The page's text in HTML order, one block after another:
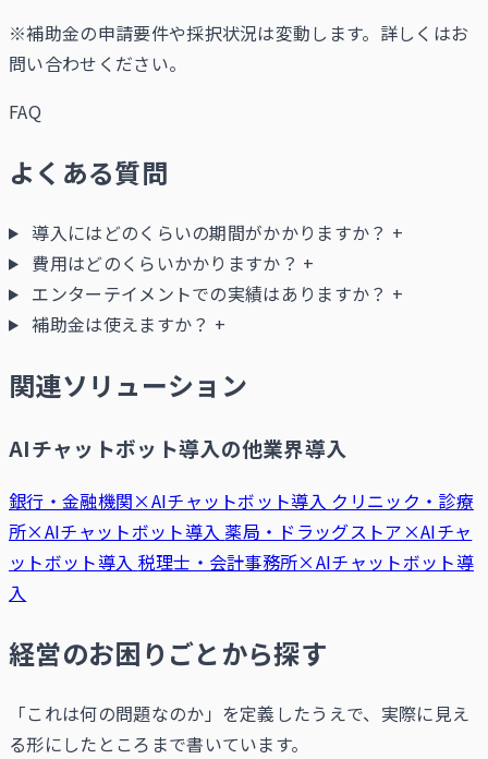
※補助金の申請要件や採択状況は変動します。詳しくはお
問い合わせください。
FAQ
よくある質問
導入にはどのくらいの期間がかかりますか？ +
費用はどのくらいかかりますか？ +
エンターテイメントでの実績はありますか？ +
補助金は使えますか？ +
関連ソリューション
AIチャットボット導入の他業界導入
銀行・金融機関×AIチャットボット導入 クリニック・診療
所×AIチャットボット導入 薬局・ドラッグストア×AIチャ
ットボット導入 税理士・会計事務所×AIチャットボット導
入
経営のお困りごとから探す
「これは何の問題なのか」を定義したうえで、実際に見え
る形にしたところまで書いています。